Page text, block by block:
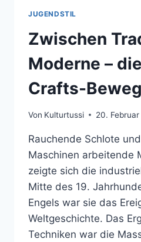
JUGENDSTIL
Zwischen
Moderne –
Crafts-
Von Kulturtussi 20.
Rauchende Schlote
Maschinen arbeitende
zeigte sich die
Mitte des 19.
Engels war sie das
Weltgeschichte. Das
Techniken war die